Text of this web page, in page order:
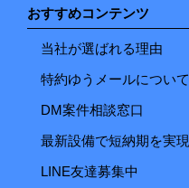
おすすめコンテンツ
当社が選ばれる理由
特約ゆうメールについて
DM案件相談窓口
最新設備で短納期を実現
LINE友達募集中